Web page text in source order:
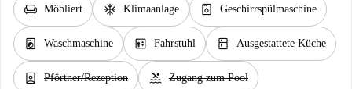
chair Möbliert ac_unit Klimaanlage dishwasher_gen Geschirrspülmaschine
local_laundry_service Waschmaschine elevator Fahrstuhl kitchen Ausgestattete Küche
person_book Pförtner/Rezeption pool Zugang zum Pool